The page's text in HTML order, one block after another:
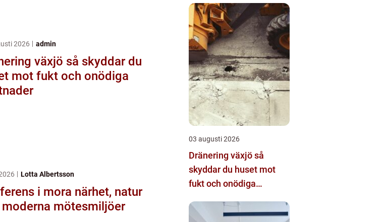
2026 admin
växjö så skyddar du
mot fukt och onödiga
Lotta Albertsson
i mora närhet, natur
mötesmiljöer
03 augusti 2026
Dränering växjö så
skyddar du huset mot
fukt och onödiga